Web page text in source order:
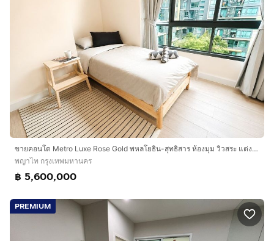
ขายคอนโด Metro Luxe Rose Gold พหลโยธิน-สุทธิสาร ห้องมุม วิวสระ แต่งครบ พร้อมอยู่ ใกล้ BTS สะพานควาย
พญาไท กรุงเทพมหานคร
฿ 5,600,000
PREMIUM